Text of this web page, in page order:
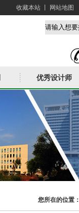
收藏本站 网站地图
优秀设计师
您所在的位置：